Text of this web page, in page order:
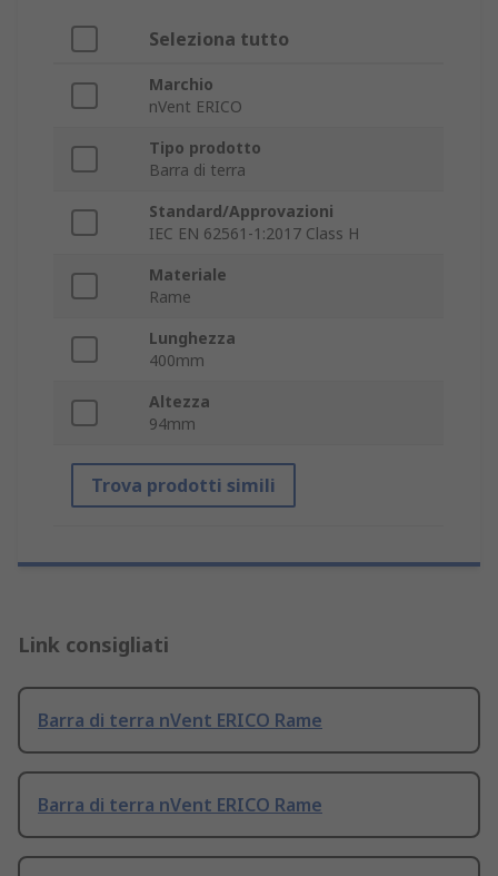
Seleziona tutto
Marchio
nVent ERICO
Tipo prodotto
Barra di terra
Standard/Approvazioni
IEC EN 62561-1:2017 Class H
Materiale
Rame
Lunghezza
400mm
Altezza
94mm
Trova prodotti simili
Link consigliati
Barra di terra nVent ERICO Rame
Barra di terra nVent ERICO Rame